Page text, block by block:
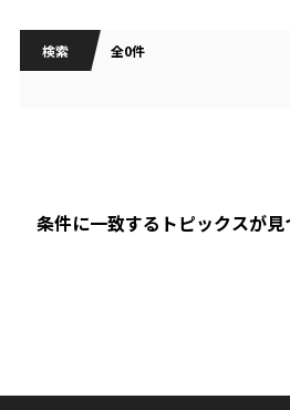
検索 全0件
条件に一致するトピックスが見